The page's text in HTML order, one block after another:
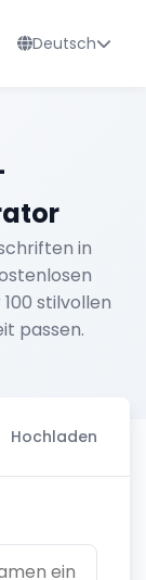
Deutsch
in
stilvollen
passen.
Hochladen